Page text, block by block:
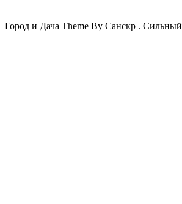
Город и Дача Theme By Санскр . Сильный